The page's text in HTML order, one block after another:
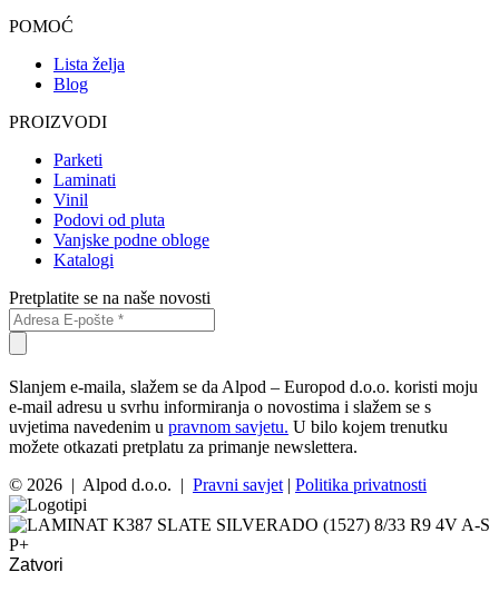
POMOĆ
Lista želja
Blog
PROIZVODI
Parketi
Laminati
Vinil
Podovi od pluta
Vanjske podne obloge
Katalogi
Pretplatite se na naše novosti
Slanjem e-maila, slažem se da Alpod – Europod d.o.o. koristi moju
e-mail adresu u svrhu informiranja o novostima i slažem se s
uvjetima navedenim u pravnom savjetu. U bilo kojem trenutku
možete otkazati pretplatu za primanje newslettera.
© 2026 | Alpod d.o.o. | Pravni savjet | Politika privatnosti
Zatvori